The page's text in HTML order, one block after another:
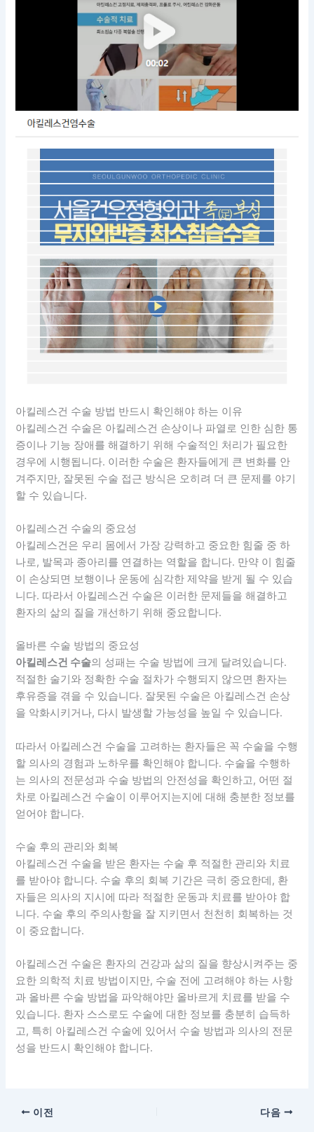
아킬레스건 수술 방법 반드시 확인해야 하는 이유
아킬레스건 수술은 아킬레스건 손상이나 파열로 인한 심한 통
증이나 기능 장애를 해결하기 위해 수술적인 처리가 필요한
경우에 시행됩니다. 이러한 수술은 환자들에게 큰 변화를 안
겨주지만, 잘못된 수술 접근 방식은 오히려 더 큰 문제를 야기
할 수 있습니다.
아킬레스건 수술의 중요성
아킬레스건은 우리 몸에서 가장 강력하고 중요한 힘줄 중 하
나로, 발목과 종아리를 연결하는 역할을 합니다. 만약 이 힘줄
이 손상되면 보행이나 운동에 심각한 제약을 받게 될 수 있습
니다. 따라서 아킬레스건 수술은 이러한 문제들을 해결하고
환자의 삶의 질을 개선하기 위해 중요합니다.
올바른 수술 방법의 중요성
아킬레스건 수술의 성패는 수술 방법에 크게 달려있습니다.
적절한 술기와 정확한 수술 절차가 수행되지 않으면 환자는
후유증을 겪을 수 있습니다. 잘못된 수술은 아킬레스건 손상
을 악화시키거나, 다시 발생할 가능성을 높일 수 있습니다.
따라서 아킬레스건 수술을 고려하는 환자들은 꼭 수술을 수행
할 의사의 경험과 노하우를 확인해야 합니다. 수술을 수행하
는 의사의 전문성과 수술 방법의 안전성을 확인하고, 어떤 절
차로 아킬레스건 수술이 이루어지는지에 대해 충분한 정보를
얻어야 합니다.
수술 후의 관리와 회복
아킬레스건 수술을 받은 환자는 수술 후 적절한 관리와 치료
를 받아야 합니다. 수술 후의 회복 기간은 극히 중요한데, 환
자들은 의사의 지시에 따라 적절한 운동과 치료를 받아야 합
니다. 수술 후의 주의사항을 잘 지키면서 천천히 회복하는 것
이 중요합니다.
아킬레스건 수술은 환자의 건강과 삶의 질을 향상시켜주는 중
요한 의학적 치료 방법이지만, 수술 전에 고려해야 하는 사항
과 올바른 수술 방법을 파악해야만 올바르게 치료를 받을 수
있습니다. 환자 스스로도 수술에 대한 정보를 충분히 습득하
고, 특히 아킬레스건 수술에 있어서 수술 방법과 의사의 전문
성을 반드시 확인해야 합니다.
이전 다음